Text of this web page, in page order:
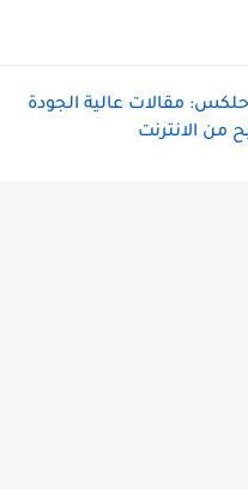
مقالات عالية الجودة
الانترنت